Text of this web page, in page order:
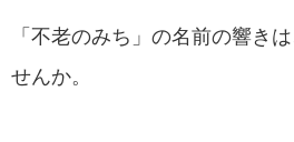
「不老のみち」の名前の響き
せんか。